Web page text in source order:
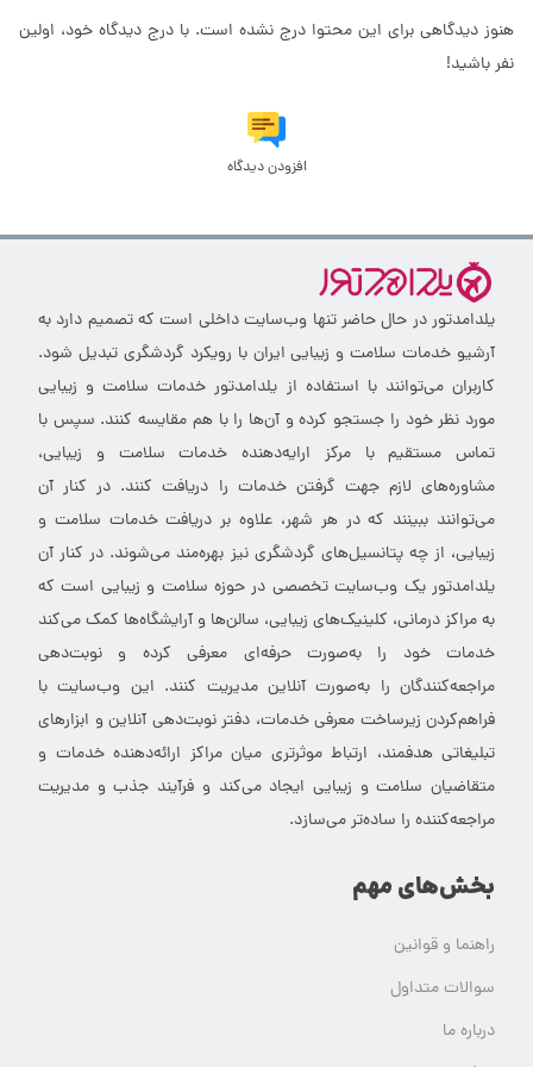
هنوز دیدگاهی برای این محتوا درج نشده است. با درج دیدگاه خود، اولین
نفر باشید!
افزودن دیدگاه
یلدامدتور در حال حاضر تنها وب‌سایت داخلی است که تصمیم دارد به
آرشیو خدمات سلامت و زیبایی ایران با رویکرد گردشگری تبدیل شود.
کاربران می‌توانند با استفاده از یلدامدتور خدمات سلامت و زیبایی
مورد نظر خود را جستجو کرده و آن‌ها را با هم مقایسه کنند. سپس با
تماس مستقیم با مرکز ارایه‌دهنده خدمات سلامت و زیبایی،
مشاوره‌های لازم جهت گرفتن خدمات را دریافت کنند. در کنار آن
می‌توانند ببینند که در هر شهر، علاوه بر دریافت خدمات سلامت و
زیبایی، از چه پتانسیل‌های گردشگری نیز بهره‌مند می‌شوند. در کنار آن
یلدامدتور یک وب‌سایت تخصصی در حوزه سلامت و زیبایی است که
به مراکز درمانی، کلینیک‌های زیبایی، سالن‌ها و آرایشگاه‌ها کمک می‌کند
خدمات خود را به‌صورت حرفه‌ای معرفی کرده و نوبت‌دهی
مراجعه‌کنندگان را به‌صورت آنلاین مدیریت کنند. این وب‌سایت با
فراهم‌کردن زیرساخت معرفی خدمات، دفتر نوبت‌دهی آنلاین و ابزارهای
تبلیغاتی هدفمند، ارتباط موثرتری میان مراکز ارائه‌دهنده خدمات و
متقاضیان سلامت و زیبایی ایجاد می‌کند و فرآیند جذب و مدیریت
مراجعه‌کننده را ساده‌تر می‌سازد.
بخش‌های مهم
راهنما و قوانین
سوالات متداول
درباره ما